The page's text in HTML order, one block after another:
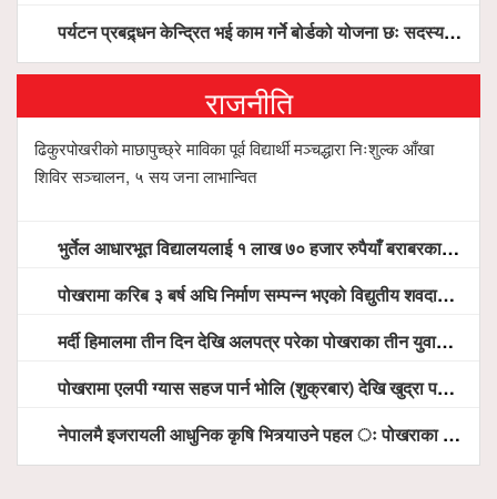
पर्यटन प्रबद्र्धन केन्द्रित भई काम गर्ने बोर्डको योजना छः सदस्य पोखरेल, चलिय पोखरालाई थप प्रभावकारी बनाउन होटल संघको माग
राजनीति
ढिकुरपोखरीको माछापुच्छ्रे माविका पूर्व विद्यार्थी मञ्चद्धारा निःशुल्क आँखा
शिविर सञ्चालन, ५ सय जना लाभान्वित
भुर्तेल आधारभूत विद्यालयलाई १ लाख ७० हजार रुपैयाँ बराबरका शैक्षिक सामग्री हस्तान्तरण
पोखरामा करिब ३ बर्ष अघि निर्माण सम्पन्न भएको विद्युतीय शवदाह गृह अझै संचालनमा आउन सकेन, तत्काल संचालन गर्न स्थानियको माग
मर्दी हिमालमा तीन दिन देखि अलपत्र परेका पोखराका तीन युवाको सशस्त्र प्रहरी सहितको टोलीको साहसिक उद्धार
पोखरामा एलपी ग्यास सहज पार्न भोलि (शुक्रबार) देखि खुद्रा पसलबाटै बिक्रि वितरण हुने, स्टोर नगर्न आग्रह
नेपालमै इजरायली आधुनिक कृषि भित्र्याउने पहल ः पोखराका मेयर धनराज आचार्य र इजरायली राजदूतबीच सहकार्य विस्तारको संकेत